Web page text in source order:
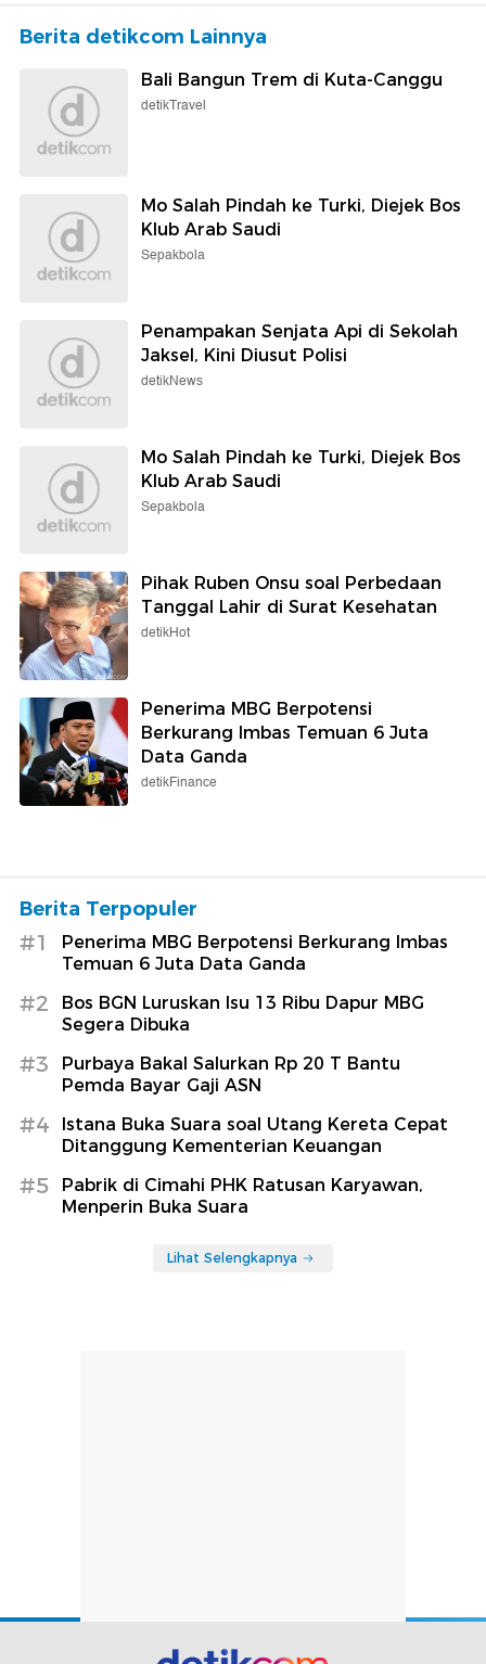
Berita detikcom Lainnya
Bali Bangun Trem di Kuta-Canggu
detikTravel
Mo Salah Pindah ke Turki, Diejek Bos
Klub Arab Saudi
Sepakbola
Penampakan Senjata Api di Sekolah
Jaksel, Kini Diusut Polisi
detikNews
Mo Salah Pindah ke Turki, Diejek Bos
Klub Arab Saudi
Sepakbola
Pihak Ruben Onsu soal Perbedaan
Tanggal Lahir di Surat Kesehatan
detikHot
Penerima MBG Berpotensi
Berkurang Imbas Temuan 6 Juta
Data Ganda
detikFinance
Berita Terpopuler
#1
Penerima MBG Berpotensi Berkurang Imbas
Temuan 6 Juta Data Ganda
#2
Bos BGN Luruskan Isu 13 Ribu Dapur MBG
Segera Dibuka
#3
Purbaya Bakal Salurkan Rp 20 T Bantu
Pemda Bayar Gaji ASN
#4
Istana Buka Suara soal Utang Kereta Cepat
Ditanggung Kementerian Keuangan
#5
Pabrik di Cimahi PHK Ratusan Karyawan,
Menperin Buka Suara
Lihat Selengkapnya